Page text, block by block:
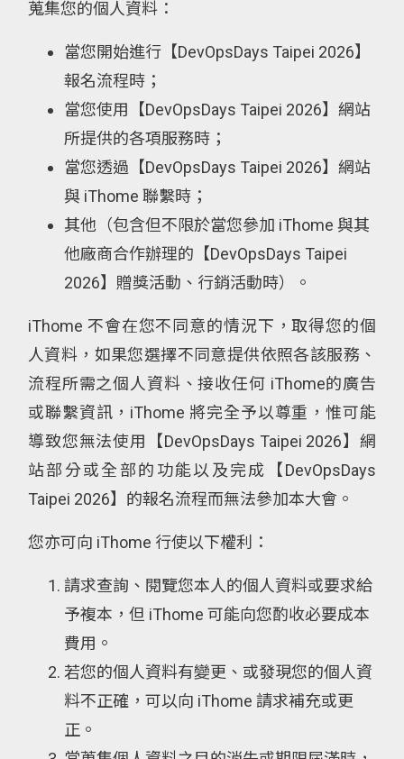
蒐集您的個人資料：
當您開始進行【DevOpsDays Taipei 2026】
報名流程時；
當您使用【DevOpsDays Taipei 2026】網站
所提供的各項服務時；
當您透過【DevOpsDays Taipei 2026】網站
與 iThome 聯繫時；
其他（包含但不限於當您參加 iThome 與其
他廠商合作辦理的【DevOpsDays Taipei
2026】贈獎活動、行銷活動時）。
iThome 不會在您不同意的情況下，取得您的個
人資料，如果您選擇不同意提供依照各該服務、
流程所需之個人資料、接收任何 iThome的廣告
或聯繫資訊，iThome 將完全予以尊重，惟可能
導致您無法使用【DevOpsDays Taipei 2026】網
站部分或全部的功能以及完成【DevOpsDays
Taipei 2026】的報名流程而無法參加本大會。
您亦可向 iThome 行使以下權利：
請求查詢、閱覽您本人的個人資料或要求給
予複本，但 iThome 可能向您酌收必要成本
費用。
若您的個人資料有變更、或發現您的個人資
料不正確，可以向 iThome 請求補充或更
正。